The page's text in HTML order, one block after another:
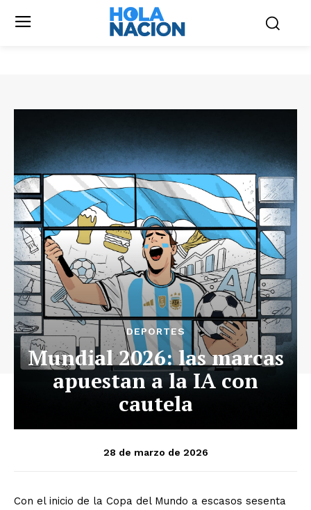
DEPORTES
Mundial 2026: las marcas
apuestan a la IA con
cautela
28 de marzo de 2026
Con el inicio de la Copa del Mundo a escasos sesenta